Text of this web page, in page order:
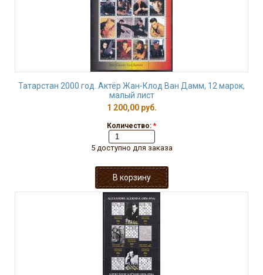
Татарстан 2000 год. Актёр Жан-Клод Ван Дамм, 12 марок,
малый лист
1 200,00 руб.
Количество: *
5 доступно для заказа